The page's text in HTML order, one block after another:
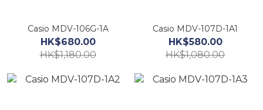
Casio MDV-106G-1A
HK$680.00
HK$1,180.00
Casio MDV-107D-1A1
HK$580.00
HK$1,080.00